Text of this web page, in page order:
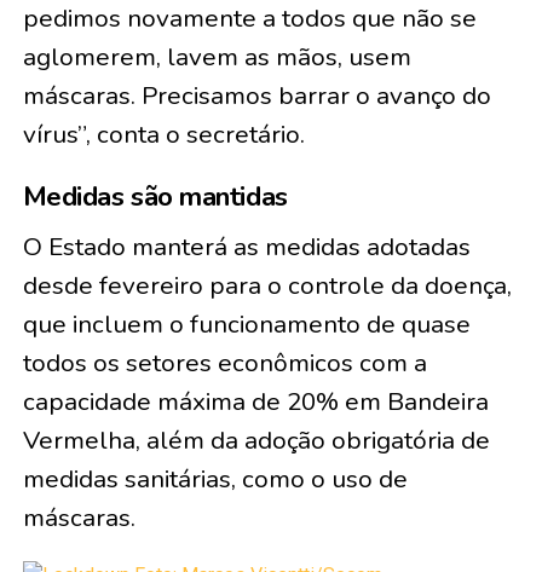
pedimos novamente a todos que não se
aglomerem, lavem as mãos, usem
máscaras. Precisamos barrar o avanço do
vírus”, conta o secretário.
Medidas são mantidas
O Estado manterá as medidas adotadas
desde fevereiro para o controle da doença,
que incluem o funcionamento de quase
todos os setores econômicos com a
capacidade máxima de 20% em Bandeira
Vermelha, além da adoção obrigatória de
medidas sanitárias, como o uso de
máscaras.